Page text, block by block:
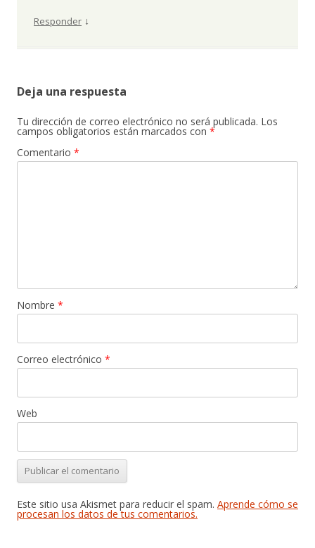
Responder ↓
Deja una respuesta
Tu dirección de correo electrónico no será publicada. Los
campos obligatorios están marcados con *
Comentario *
Nombre *
Correo electrónico *
Web
Este sitio usa Akismet para reducir el spam. Aprende cómo se
procesan los datos de tus comentarios.